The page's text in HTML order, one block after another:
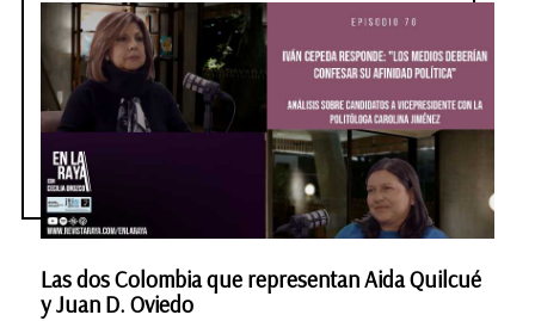
Las dos Colombia que representan Aida Quilcué
y Juan D. Oviedo